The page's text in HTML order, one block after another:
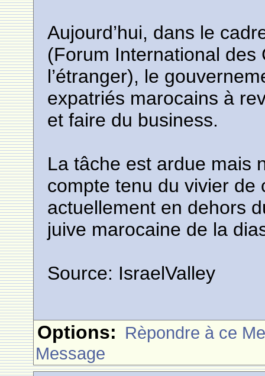
Aujourd’hui, dans le
(Forum International
l’étranger), le
expatriés marocains à
et faire du business.
La tâche est ardue mais
compte tenu du vivier de
actuellement en dehors
juive marocaine de la
Source: IsraelValley
Options: Rèpondre à ce
Message